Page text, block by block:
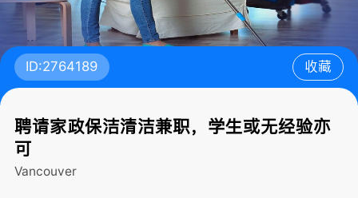
ID:2764189 收藏
聘请家政保洁清洁兼职，学生或无经验亦
可
Vancouver